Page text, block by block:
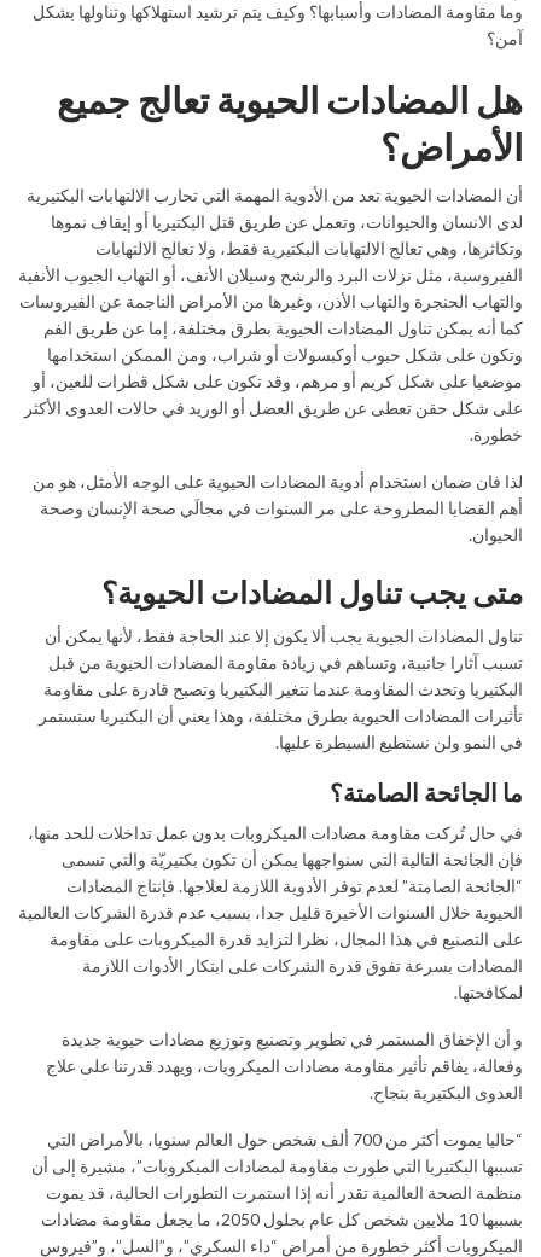
وما مقاومة المضادات وأسبابها؟ وكيف يتم ترشيد استهلاكها وتناولها بشكل
آمن؟
هل المضادات الحيوية تعالج جميع
الأمراض؟
أن المضادات الحيوية تعد من الأدوية المهمة التي تحارب الالتهابات البكتيرية
لدى الانسان والحيوانات، وتعمل عن طريق قتل البكتيريا أو إيقاف نموها
وتكاثرها، وهي تعالج الالتهابات البكتيرية فقط، ولا تعالج الالتهابات
الفيروسية، مثل نزلات البرد والرشح وسيلان الأنف، أو التهاب الجيوب الأنفية
والتهاب الحنجرة والتهاب الأذن، وغيرها من الأمراض الناجمة عن الفيروسات
كما أنه يمكن تناول المضادات الحيوية بطرق مختلفة، إما عن طريق الفم
وتكون على شكل حبوب أوكبسولات أو شراب، ومن الممكن استخدامها
موضعيا على شكل كريم أو مرهم، وقد تكون على شكل قطرات للعين، أو
على شكل حقن تعطى عن طريق العضل أو الوريد في حالات العدوى الأكثر
خطورة.
لذا فان ضمان استخدام أدوية المضادات الحيوية على الوجه الأمثل، هو من
أهم القضايا المطروحة على مر السنوات في مجالَي صحة الإنسان وصحة
الحيوان.
متى يجب تناول المضادات الحيوية؟
تناول المضادات الحيوية يجب ألا يكون إلا عند الحاجة فقط، لأنها يمكن أن
تسبب آثارا جانبية، وتساهم في زيادة مقاومة المضادات الحيوية من قبل
البكتيريا وتحدث المقاومة عندما تتغير البكتيريا وتصبح قادرة على مقاومة
تأثيرات المضادات الحيوية بطرق مختلفة، وهذا يعني أن البكتيريا ستستمر
في النمو ولن نستطيع السيطرة عليها.
ما الجائحة الصامتة؟
في حال تُركت مقاومة مضادات الميكروبات بدون عمل تداخلات للحد منها،
فإن الجائحة التالية التي سنواجهها يمكن أن تكون بكتيريّة والتي تسمى
“الجائحة الصامتة” لعدم توفر الأدوية اللازمة لعلاجها. فإنتاج المضادات
الحيوية خلال السنوات الأخيرة قليل جدا، بسبب عدم قدرة الشركات العالمية
على التصنيع في هذا المجال، نظرا لتزايد قدرة الميكروبات على مقاومة
المضادات بسرعة تفوق قدرة الشركات على ابتكار الأدوات اللازمة
لمكافحتها.
و أن الإخفاق المستمر في تطوير وتصنيع وتوزيع مضادات حيوية جديدة
وفعالة، يفاقم تأثير مقاومة مضادات الميكروبات، ويهدد قدرتنا على علاج
العدوى البكتيرية بنجاح.
“حاليا يموت أكثر من 700 ألف شخص حول العالم سنويا، بالأمراض التي
تسببها البكتيريا التي طورت مقاومة لمضادات الميكروبات”، مشيرة إلى أن
منظمة الصحة العالمية تقدر أنه إذا استمرت التطورات الحالية، قد يموت
بسببها 10 ملايين شخص كل عام بحلول 2050، ما يجعل مقاومة مضادات
الميكروبات أكثر خطورة من أمراض “داء السكري”، و”السل”، و”فيروس